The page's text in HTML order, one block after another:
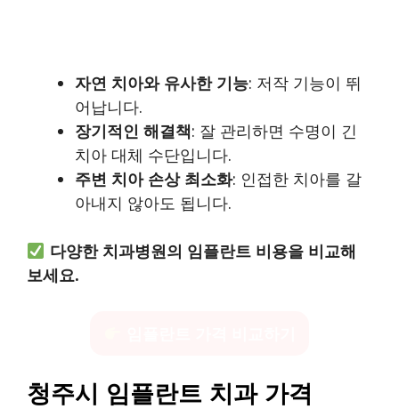
자연 치아와 유사한 기능: 저작 기능이 뛰
어납니다.
장기적인 해결책: 잘 관리하면 수명이 긴
치아 대체 수단입니다.
주변 치아 손상 최소화: 인접한 치아를 갈
아내지 않아도 됩니다.
다양한 치과병원의 임플란트 비용을 비교해
보세요.
청주시 임플란트 치과 가격